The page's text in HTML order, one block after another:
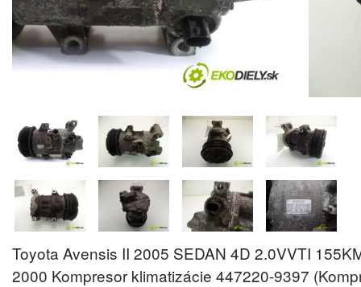
Toyota Avensis II 2005 SEDAN 4D 2.0VVTI
2000 Kompresor klimatizácie 447220-9397